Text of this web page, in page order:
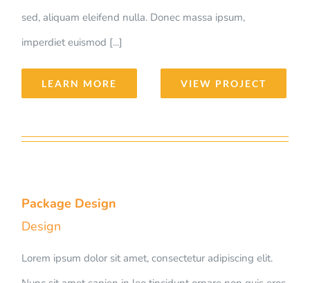
sed, aliquam eleifend nulla. Donec massa ipsum,
imperdiet euismod [...]
LEARN MORE VIEW PROJECT
Package Design
Design
Lorem ipsum dolor sit amet, consectetur adipiscing elit.